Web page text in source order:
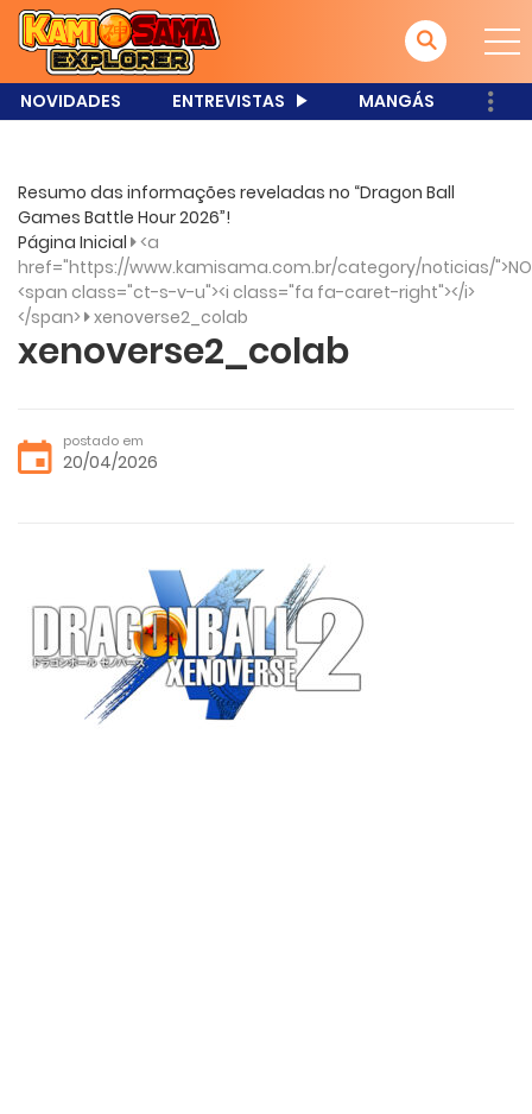
NOVIDADES ENTREVISTAS MANGÁS
Resumo das informações reveladas no “Dragon Ball
Games Battle Hour 2026”!
Página Inicial <a
href="https://www.kamisama.com.br/category/noticias/
<span class="ct-s-v-u"><i class="fa fa-caret-right"></i>
</span> xenoverse2_colab
xenoverse2_colab
postado em
20/04/2026